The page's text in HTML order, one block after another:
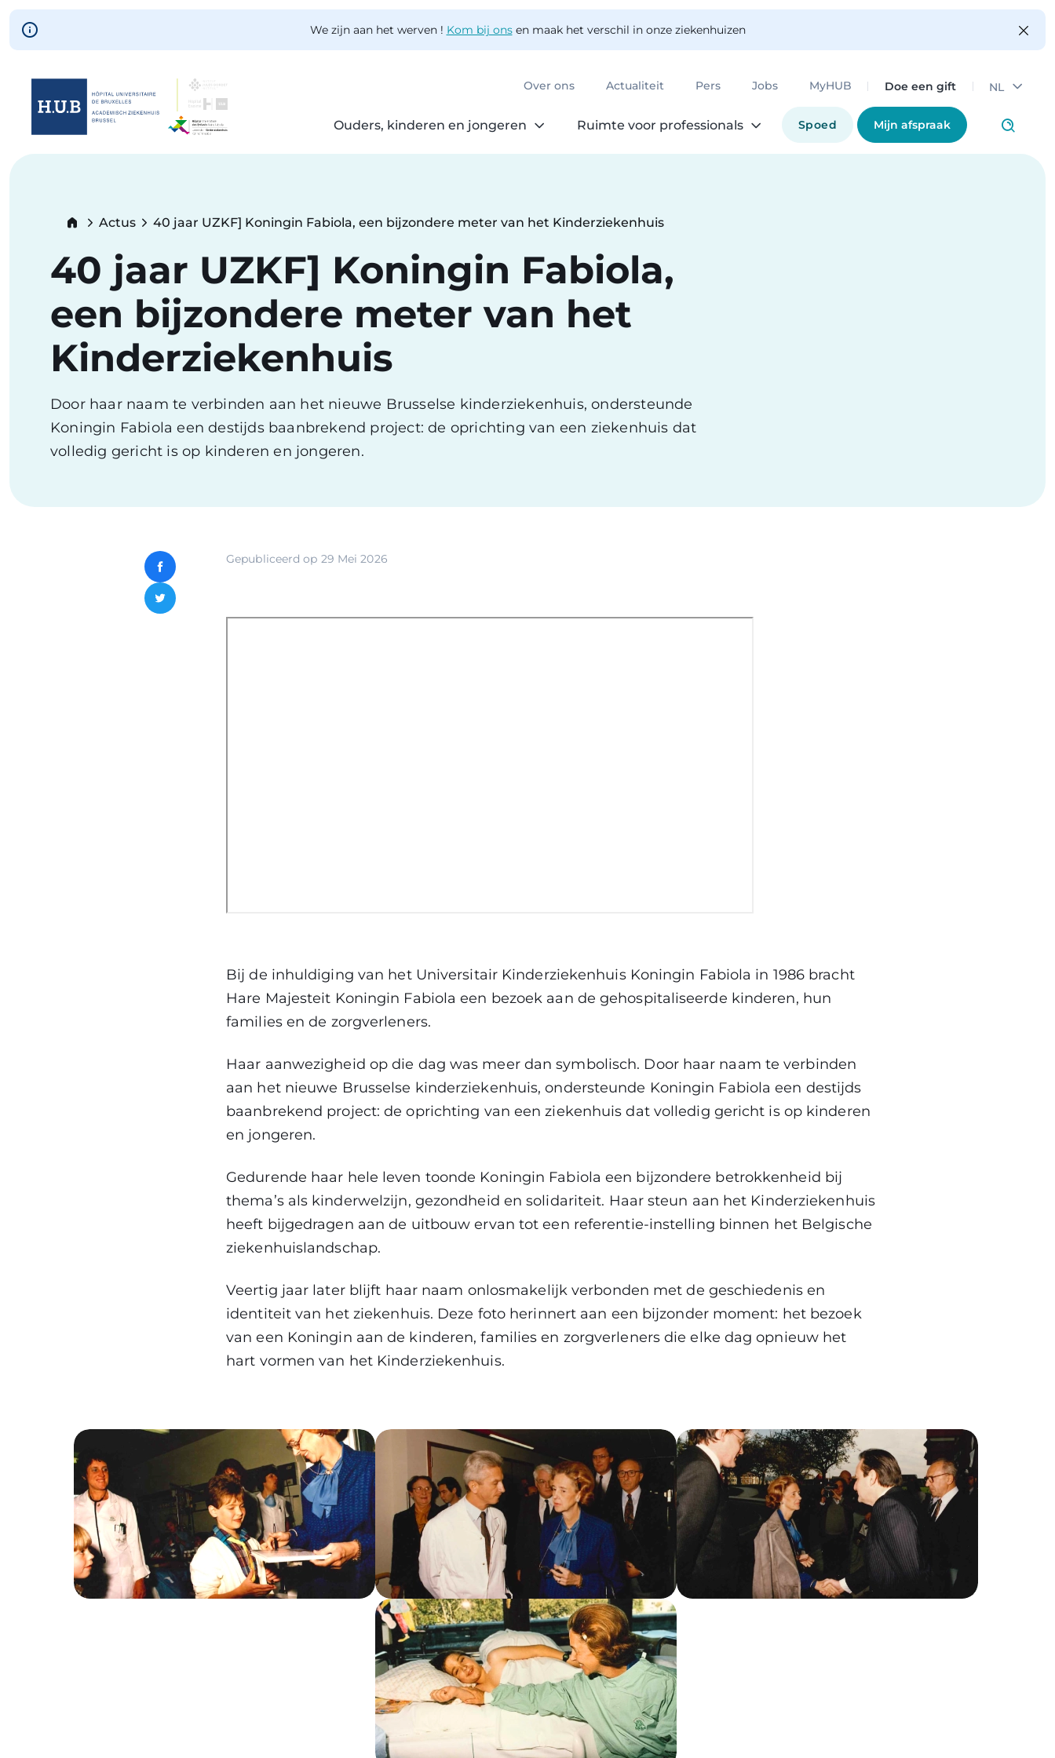
Skip to main content
We zijn aan het werven ! Kom bij onsen maak het verschil in onze ziekenhuizen
Over ons Actualiteit Pers Jobs MyHUB Doe een gift NL
Ouders, kinderen en jongeren Ruimte voor professionals Spoed Mijn afspraak
Skip
Breadcrumb
Actus
Current:
40 jaar UZKF] Koningin Fabiola, een bijzondere meter van het Kinderziekenhuis
40 jaar UZKF] Koningin Fabiola,
een bijzondere meter van het
Kinderziekenhuis
Door haar naam te verbinden aan het nieuwe Brusselse kinderziekenhuis, ondersteunde
Koningin Fabiola een destijds baanbrekend project: de oprichting van een ziekenhuis dat
volledig gericht is op kinderen en jongeren.
Facebook
Twitter
Gepubliceerd op 29 Mei 2026
Bij de inhuldiging van het Universitair Kinderziekenhuis Koningin Fabiola in 1986 bracht
Hare Majesteit Koningin Fabiola een bezoek aan de gehospitaliseerde kinderen, hun
families en de zorgverleners.
Haar aanwezigheid op die dag was meer dan symbolisch. Door haar naam te verbinden
aan het nieuwe Brusselse kinderziekenhuis, ondersteunde Koningin Fabiola een destijds
baanbrekend project: de oprichting van een ziekenhuis dat volledig gericht is op kinderen
en jongeren.
Gedurende haar hele leven toonde Koningin Fabiola een bijzondere betrokkenheid bij
thema’s als kinderwelzijn, gezondheid en solidariteit. Haar steun aan het Kinderziekenhuis
heeft bijgedragen aan de uitbouw ervan tot een referentie-instelling binnen het Belgische
ziekenhuislandschap.
Veertig jaar later blijft haar naam onlosmakelijk verbonden met de geschiedenis en
identiteit van het ziekenhuis. Deze foto herinnert aan een bijzonder moment: het bezoek
van een Koningin aan de kinderen, families en zorgverleners die elke dag opnieuw het
hart vormen van het Kinderziekenhuis.